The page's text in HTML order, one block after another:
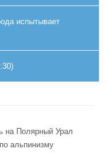
испытывает
на Полярный Урал
альпинизму